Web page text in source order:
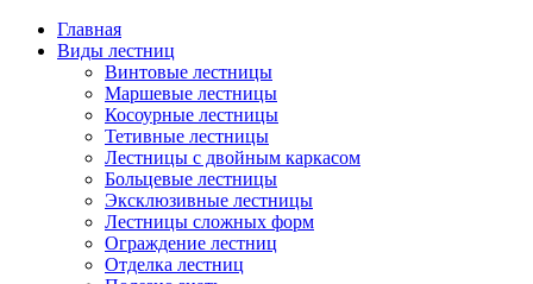
Главная
Виды лестниц
Винтовые лестницы
Маршевые лестницы
Косоурные лестницы
Тетивные лестницы
Лестницы с двойным каркасом
Больцевые лестницы
Эксклюзивные лестницы
Лестницы сложных форм
Ограждение лестниц
Отделка лестниц